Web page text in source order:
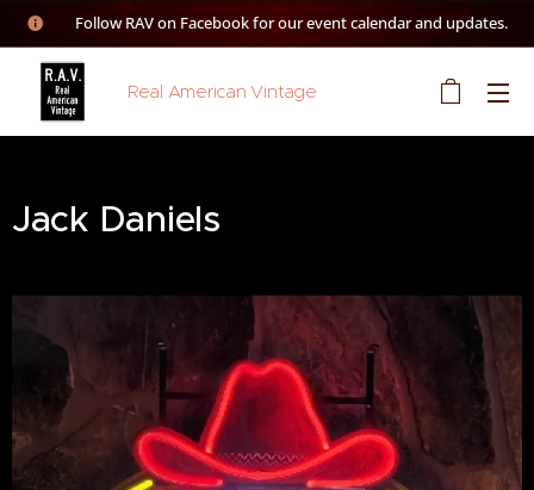
👉 Follow RAV on Facebook for our event calendar and updates.
Real American Vintage
Jack Daniels